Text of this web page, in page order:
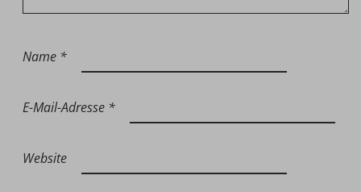
Name *
E-Mail-Adresse *
Website